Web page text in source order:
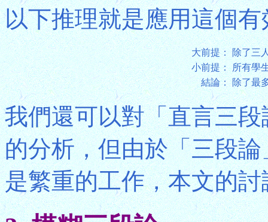
以下推理就是應用這個
大前提： 除了三
小前提： 所有學
結論： 除了最
我們還可以對「直言三
的分析，但由於「三段
是繁重的工作，本文的